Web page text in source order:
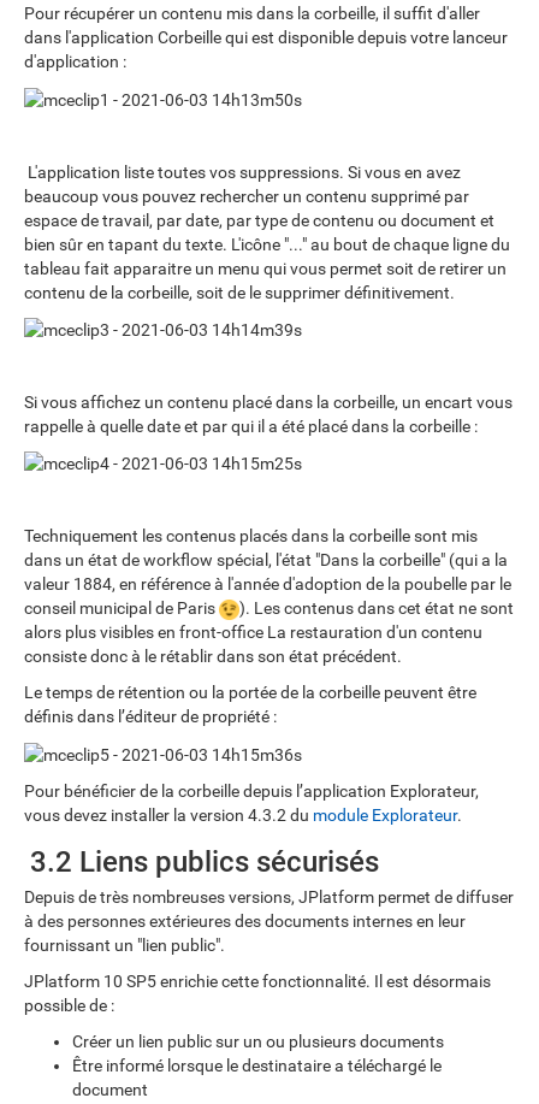
Pour récupérer un contenu mis dans la corbeille, il suffit d'aller
dans l'application Corbeille qui est disponible depuis votre lanceur
d'application :
L'application liste toutes vos suppressions. Si vous en avez
beaucoup vous pouvez rechercher un contenu supprimé par
espace de travail, par date, par type de contenu ou document et
bien sûr en tapant du texte. L'icône "..." au bout de chaque ligne du
tableau fait apparaitre un menu qui vous permet soit de retirer un
contenu de la corbeille, soit de le supprimer définitivement.
Si vous affichez un contenu placé dans la corbeille, un encart vous
rappelle à quelle date et par qui il a été placé dans la corbeille :
Techniquement les contenus placés dans la corbeille sont mis
dans un état de workflow spécial, l'état "Dans la corbeille" (qui a la
valeur 1884, en référence à l'année d'adoption de la poubelle par le
conseil municipal de Paris
). Les contenus dans cet état ne sont
alors plus visibles en front-office La restauration d'un contenu
consiste donc à le rétablir dans son état précédent.
Le temps de rétention ou la portée de la corbeille peuvent être
définis dans l’éditeur de propriété :
Pour bénéficier de la corbeille depuis l’application Explorateur,
vous devez installer la version 4.3.2 du module Explorateur.
3.2 Liens publics sécurisés
Depuis de très nombreuses versions, JPlatform permet de diffuser
à des personnes extérieures des documents internes en leur
fournissant un "lien public".
JPlatform 10 SP5 enrichie cette fonctionnalité. Il est désormais
possible de :
Créer un lien public sur un ou plusieurs documents
Être informé lorsque le destinataire a téléchargé le
document